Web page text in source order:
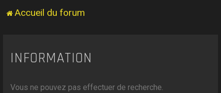
Accueil du forum
INFORMATION
Vous ne pouvez pas effectuer de recherche.